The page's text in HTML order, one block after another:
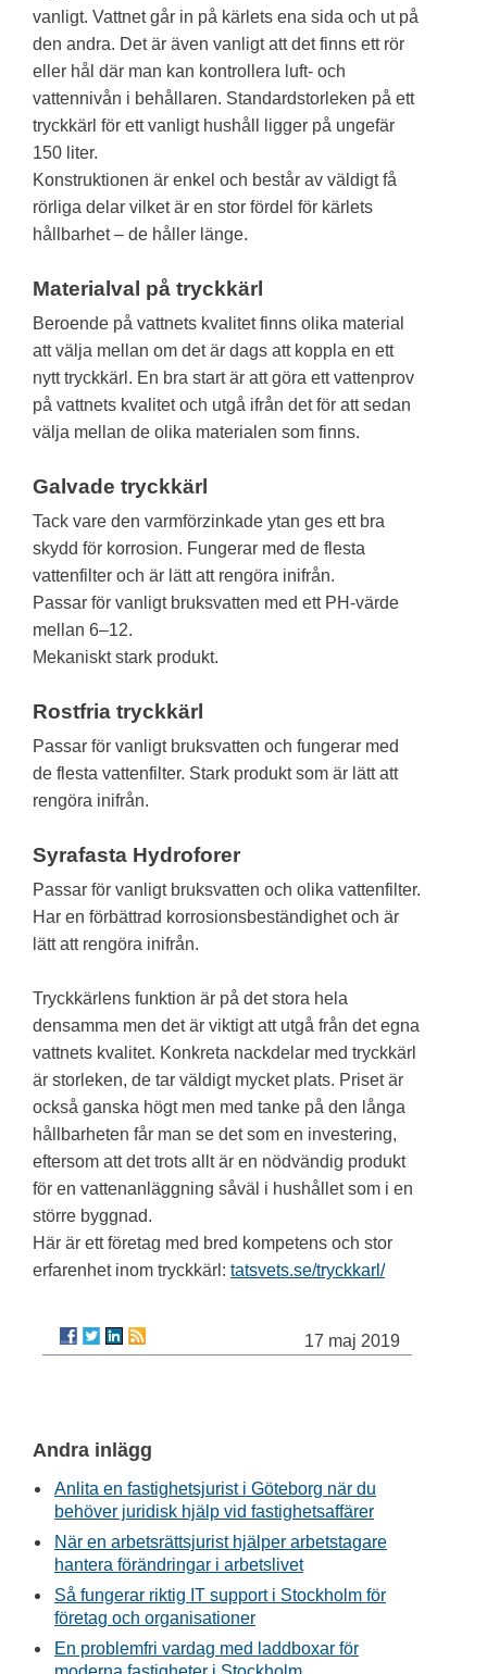
vanligt. Vattnet går in på kärlets ena sida och ut på
den andra. Det är även vanligt att det finns ett rör
eller hål där man kan kontrollera luft- och
vattennivån i behållaren. Standardstorleken på ett
tryckkärl för ett vanligt hushåll ligger på ungefär
150 liter.
Konstruktionen är enkel och består av väldigt få
rörliga delar vilket är en stor fördel för kärlets
hållbarhet – de håller länge.
Materialval på tryckkärl
Beroende på vattnets kvalitet finns olika material
att välja mellan om det är dags att koppla en ett
nytt tryckkärl. En bra start är att göra ett vattenprov
på vattnets kvalitet och utgå ifrån det för att sedan
välja mellan de olika materialen som finns.
Galvade tryckkärl
Tack vare den varmförzinkade ytan ges ett bra
skydd för korrosion. Fungerar med de flesta
vattenfilter och är lätt att rengöra inifrån.
Passar för vanligt bruksvatten med ett PH-värde
mellan 6–12.
Mekaniskt stark produkt.
Rostfria tryckkärl
Passar för vanligt bruksvatten och fungerar med
de flesta vattenfilter. Stark produkt som är lätt att
rengöra inifrån.
Syrafasta Hydroforer
Passar för vanligt bruksvatten och olika vattenfilter.
Har en förbättrad korrosionsbeständighet och är
lätt att rengöra inifrån.
Tryckkärlens funktion är på det stora hela
densamma men det är viktigt att utgå från det egna
vattnets kvalitet. Konkreta nackdelar med tryckkärl
är storleken, de tar väldigt mycket plats. Priset är
också ganska högt men med tanke på den långa
hållbarheten får man se det som en investering,
eftersom att det trots allt är en nödvändig produkt
för en vattenanläggning såväl i hushållet som i en
större byggnad.
Här är ett företag med bred kompetens och stor
erfarenhet inom tryckkärl: tatsvets.se/tryckkarl/
17 maj 2019
Andra inlägg
Anlita en fastighetsjurist i Göteborg när du
behöver juridisk hjälp vid fastighetsaffärer
När en arbetsrättsjurist hjälper arbetstagare
hantera förändringar i arbetslivet
Så fungerar riktig IT support i Stockholm för
företag och organisationer
En problemfri vardag med laddboxar för